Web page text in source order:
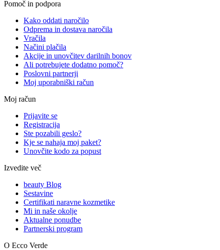
Pomoč in podpora
Kako oddati naročilo
Odprema in dostava naročila
Vračila
Načini plačila
Akcije in unovčitev darilnih bonov
Ali potrebujete dodatno pomoč?
Poslovni partnerji
Moj uporabniški račun
Moj račun
Prijavite se
Registracija
Ste pozabili geslo?
Kje se nahaja moj paket?
Unovčite kodo za popust
Izvedite več
beauty Blog
Sestavine
Certifikati naravne kozmetike
Mi in naše okolje
Aktualne ponudbe
Partnerski program
O Ecco Verde